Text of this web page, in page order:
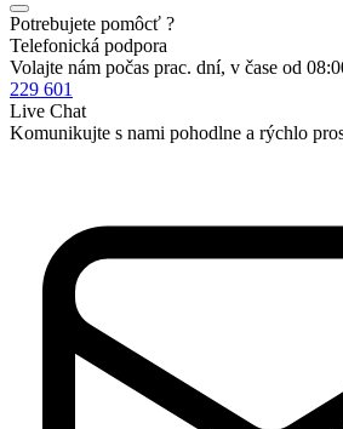
Potrebujete pomôcť ?
Telefonická podpora
Volajte nám počas prac. dní, v čase od
229 601
Live Chat
Komunikujte s nami pohodlne a rýchlo